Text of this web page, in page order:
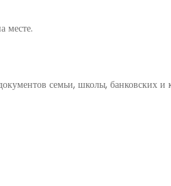
месте.
семьи, школы, банковских